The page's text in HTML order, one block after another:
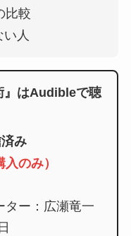
比較
人
』はAudibleで聴
み
のみ）
ター：広瀬竜一